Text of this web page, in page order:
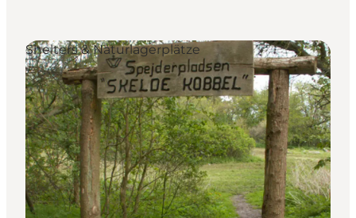
Shelters & Naturlagerplätze